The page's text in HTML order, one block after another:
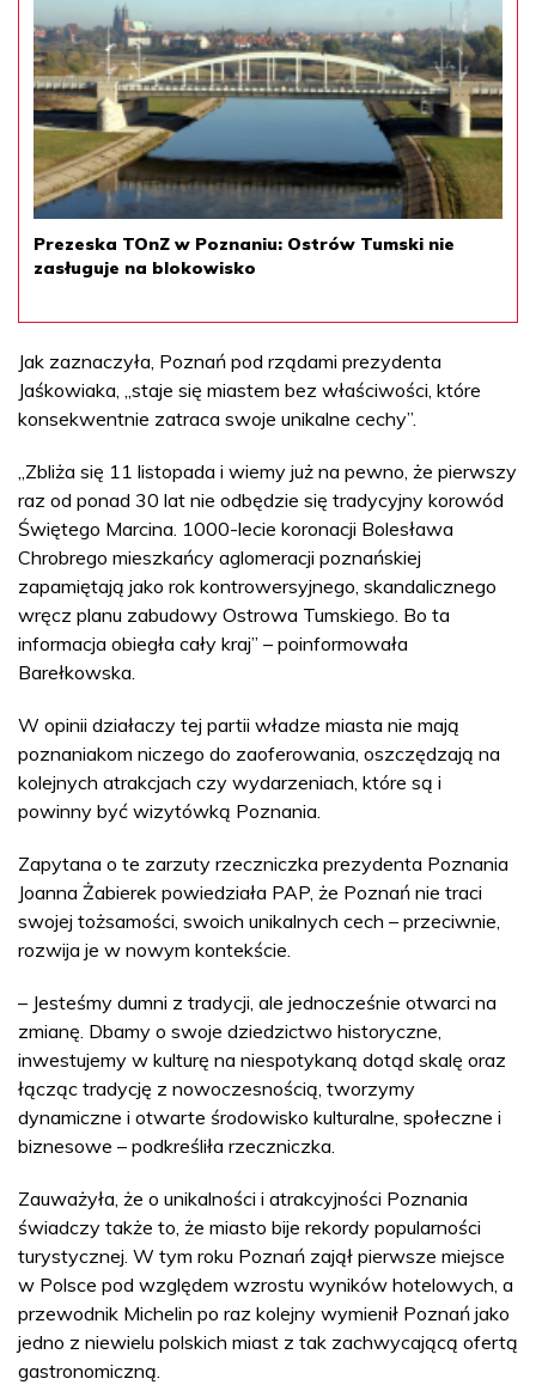
Prezeska TOnZ w Poznaniu: Ostrów Tumski nie
zasługuje na blokowisko
Jak zaznaczyła, Poznań pod rządami prezydenta
Jaśkowiaka, „staje się miastem bez właściwości, które
konsekwentnie zatraca swoje unikalne cechy”.
„Zbliża się 11 listopada i wiemy już na pewno, że pierwszy
raz od ponad 30 lat nie odbędzie się tradycyjny korowód
Świętego Marcina. 1000-lecie koronacji Bolesława
Chrobrego mieszkańcy aglomeracji poznańskiej
zapamiętają jako rok kontrowersyjnego, skandalicznego
wręcz planu zabudowy Ostrowa Tumskiego. Bo ta
informacja obiegła cały kraj” – poinformowała
Barełkowska.
W opinii działaczy tej partii władze miasta nie mają
poznaniakom niczego do zaoferowania, oszczędzają na
kolejnych atrakcjach czy wydarzeniach, które są i
powinny być wizytówką Poznania.
Zapytana o te zarzuty rzeczniczka prezydenta Poznania
Joanna Żabierek powiedziała PAP, że Poznań nie traci
swojej tożsamości, swoich unikalnych cech – przeciwnie,
rozwija je w nowym kontekście.
– Jesteśmy dumni z tradycji, ale jednocześnie otwarci na
zmianę. Dbamy o swoje dziedzictwo historyczne,
inwestujemy w kulturę na niespotykaną dotąd skalę oraz
łącząc tradycję z nowoczesnością, tworzymy
dynamiczne i otwarte środowisko kulturalne, społeczne i
biznesowe – podkreśliła rzeczniczka.
Zauważyła, że o unikalności i atrakcyjności Poznania
świadczy także to, że miasto bije rekordy popularności
turystycznej. W tym roku Poznań zajął pierwsze miejsce
w Polsce pod względem wzrostu wyników hotelowych, a
przewodnik Michelin po raz kolejny wymienił Poznań jako
jedno z niewielu polskich miast z tak zachwycającą ofertą
gastronomiczną.